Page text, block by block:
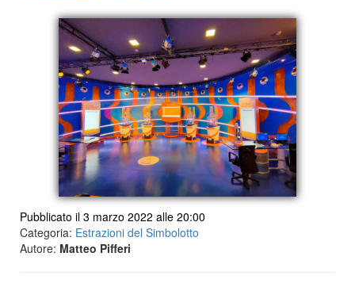
Pubblicato il 3 marzo 2022 alle 20:00
Categoria: Estrazioni del Simbolotto
Autore: Matteo Pifferi